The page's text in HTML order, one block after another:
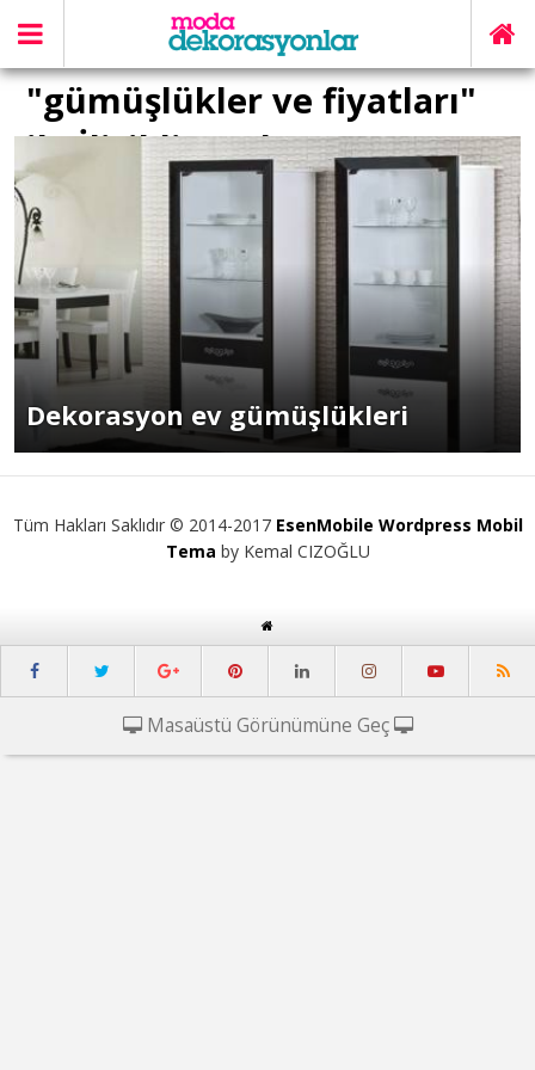
"gümüşlükler ve fiyatları"
ile İlişikli yazılar
Dekorasyon ev gümüşlükleri
Tüm Hakları Saklıdır © 2014-2017 EsenMobile Wordpress Mobil
Tema by Kemal CIZOĞLU
Masaüstü Görünümüne Geç